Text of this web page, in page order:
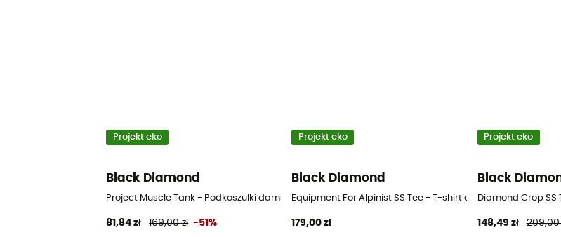
Projekt eko
Black Diamond
Project Muscle Tank - Podkoszulki damski
81,84 zł 169,00 zł -51%
Projekt eko
Black Diamond
Equipment For Alpinist SS Tee - T-shirt damski
179,00 zł
Projekt eko
Black
Diamond Crop
148,49 zł 209,00